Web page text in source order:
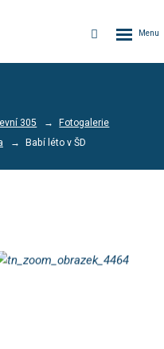
Vyhledávání
305
Fotogalerie
Babí léto v ŠD